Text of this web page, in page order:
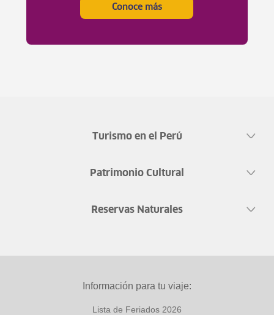
Conoce más
Turismo en el Perú
Patrimonio Cultural
Reservas Naturales
Información para tu viaje:
Lista de Feriados 2026